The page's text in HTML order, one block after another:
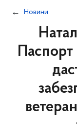
Новини
Паспорт